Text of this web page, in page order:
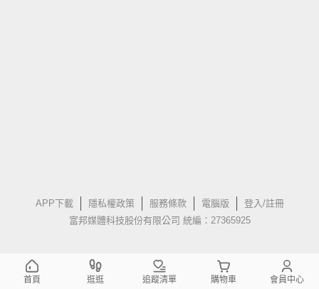
APP下載 隱私權政策 服務條款 電腦版
登入/註冊
富邦媒體科技股份有限公司 統編：27365925
首頁 逛逛 追蹤清單 購物車 會員中心